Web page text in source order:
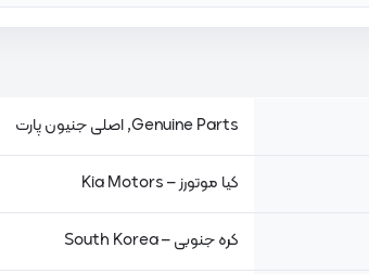
Genuine Parts, اصلی جنیون پارت
کیا موتورز – Kia Motors
کره جنوبی – South Korea